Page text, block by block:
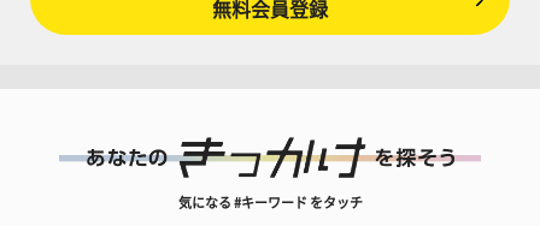
無料会員登録
気になる #キーワード をタッチ